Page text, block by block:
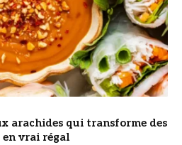
arachides qui transforme des
vrai régal